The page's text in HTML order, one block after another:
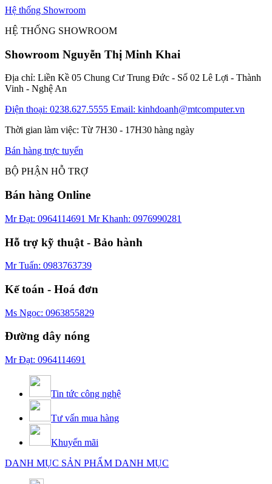
Hệ thống Showroom
HỆ THỐNG SHOWROOM
Showroom Nguyễn Thị Minh Khai
Địa chỉ: Liền Kề 05 Chung Cư Trung Đức - Số 02 Lê Lợi - Thành
Vinh - Nghệ An
Điện thoại: 0238.627.5555 Email: kinhdoanh@mtcomputer.vn
Thời gian làm việc: Từ 7H30 - 17H30 hàng ngày
Bán hàng trực tuyến
BỘ PHẬN HỖ TRỢ
Bán hàng Online
Mr Đạt: 0964114691 Mr Khanh: 0976990281
Hỗ trợ kỹ thuật - Bảo hành
Mr Tuấn: 0983763739
Kế toán - Hoá đơn
Ms Ngọc: 0963855829
Đường dây nóng
Mr Đạt: 0964114691
Tin tức công nghệ
Tư vấn mua hàng
Khuyến mãi
DANH MỤC SẢN PHẨM DANH MỤC